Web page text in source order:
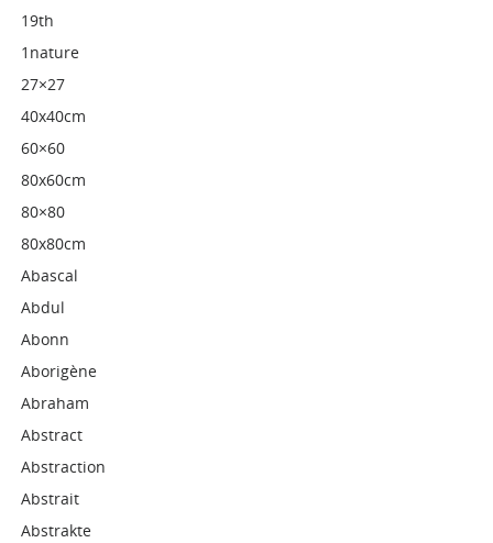
19th
1nature
27×27
40x40cm
60×60
80x60cm
80×80
80x80cm
Abascal
Abdul
Abonn
Aborigène
Abraham
Abstract
Abstraction
Abstrait
Abstrakte